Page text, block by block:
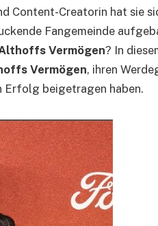
Content-Creatorin hat sie
Fangemeinde
Vermögen? In
Vermögen, ihren
Erfolg beigetragen haben.